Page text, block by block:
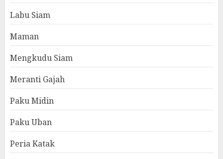
Labu Siam
Maman
Mengkudu Siam
Meranti Gajah
Paku Midin
Paku Uban
Peria Katak